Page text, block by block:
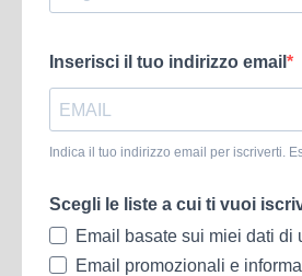
Inserisci il tuo indirizzo email
Indica il tuo indirizzo email per iscriverti.
Scegli le liste a cui ti vuoi
Email basate sui miei dati di
Email promozionali e